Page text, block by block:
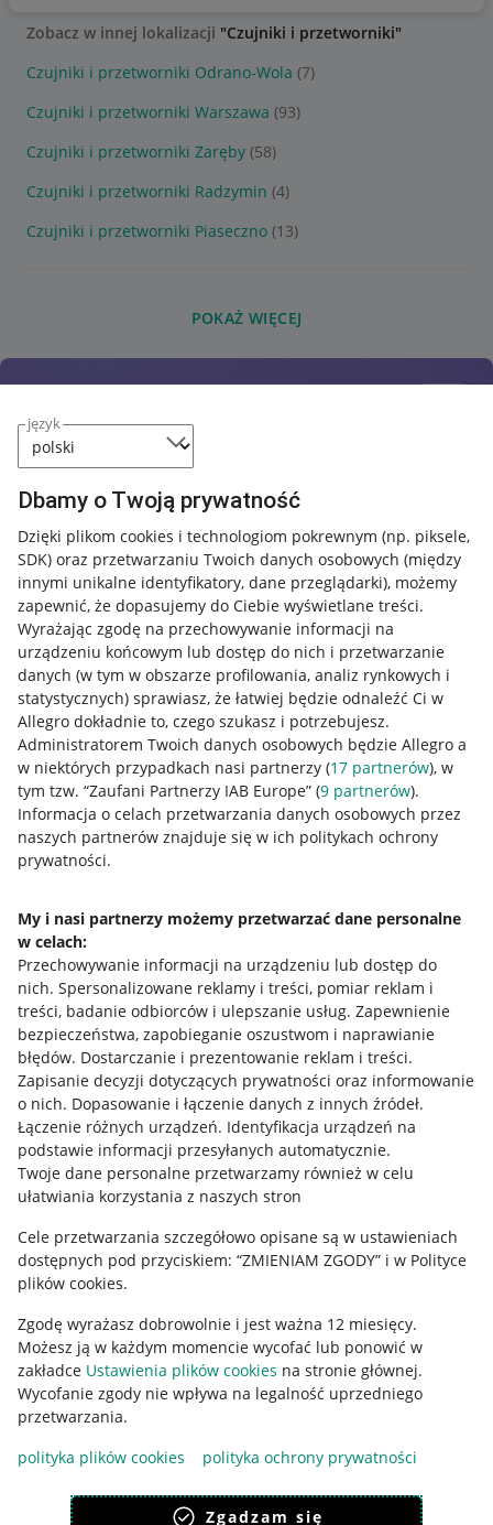
język
Dbamy o Twoją prywatność
Dzięki plikom cookies i technologiom pokrewnym (np. piksele,
SDK) oraz przetwarzaniu Twoich danych osobowych (między
innymi unikalne identyfikatory, dane przeglądarki), możemy
zapewnić, że dopasujemy do Ciebie wyświetlane treści.
Wyrażając zgodę na przechowywanie informacji na
urządzeniu końcowym lub dostęp do nich i przetwarzanie
danych (w tym w obszarze profilowania, analiz rynkowych i
statystycznych) sprawiasz, że łatwiej będzie odnaleźć Ci w
Allegro dokładnie to, czego szukasz i potrzebujesz.
Administratorem Twoich danych osobowych będzie Allegro a
w niektórych przypadkach nasi partnerzy (17 partnerów), w
tym tzw. “Zaufani Partnerzy IAB Europe” (9 partnerów).
Informacja o celach przetwarzania danych osobowych przez
naszych partnerów znajduje się w ich politykach ochrony
prywatności.
My i nasi partnerzy możemy przetwarzać dane personalne
w celach:
Przechowywanie informacji na urządzeniu lub dostęp do
nich. Spersonalizowane reklamy i treści, pomiar reklam i
treści, badanie odbiorców i ulepszanie usług. Zapewnienie
bezpieczeństwa, zapobieganie oszustwom i naprawianie
błędów. Dostarczanie i prezentowanie reklam i treści.
Zapisanie decyzji dotyczących prywatności oraz informowanie
o nich. Dopasowanie i łączenie danych z innych źródeł.
Łączenie różnych urządzeń. Identyfikacja urządzeń na
podstawie informacji przesyłanych automatycznie.
Twoje dane personalne przetwarzamy również w celu
ułatwiania korzystania z naszych stron
Cele przetwarzania szczegółowo opisane są w ustawieniach
dostępnych pod przyciskiem: “ZMIENIAM ZGODY” i w Polityce
plików cookies.
Zgodę wyrażasz dobrowolnie i jest ważna 12 miesięcy.
Możesz ją w każdym momencie wycofać lub ponowić w
zakładce Ustawienia plików cookies na stronie głównej.
Wycofanie zgody nie wpływa na legalność uprzedniego
przetwarzania.
polityka plików cookies
polityka ochrony prywatności
Zgadzam się
Zobacz w innej lokalizacji "Czujniki i przetworniki"
Czujniki i przetworniki Odrano-Wola (7)
Czujniki i przetworniki Warszawa (93)
Czujniki i przetworniki Zaręby (58)
Czujniki i przetworniki Radzymin (4)
Czujniki i przetworniki Piaseczno (13)
POKAŻ WIĘCEJ
Przydatne informacje
Jak to działa
Allegro Gadane dla sprzedających
Allegro Gadane dla kupujących
Mapa miejscowości
Informacje prawne
Regulamin
Polityka plików "cookies"
Ustawienia plików "cookies"
Udostępnianie lokalizacji
Informacje dla Aktu o Usługach Cyfrowych
Pobierz aplikację